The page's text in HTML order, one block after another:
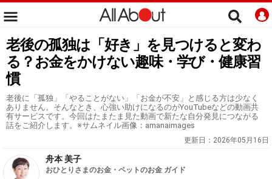
老後の孤独は「好き」を見つけると変わ
る？お金をかけない趣味・学び・健康習
慣
老後に「孤独」「やることがない」「お金が不安」と感じる方は少なく
ありません。そんなとき、心強い助けになるのがYouTubeなどの動画共
有サービスです。今回はたまたま見た動画で新たな自分発見につながる
話をご紹介します。※サムネイル画像：amanaimages
更新日： 2026年05月16日
舟本 美子
おひとりさまのお金・ペットのお金 ガイド